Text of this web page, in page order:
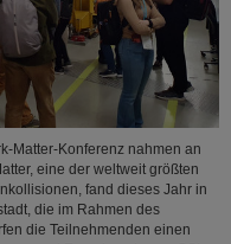
Matter-Konferenz nahmen an
eine der weltweit größten
fand dieses Jahr in
die im Rahmen des
die Teilnehmenden einen